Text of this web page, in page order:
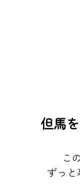
但馬
こ
ずっと